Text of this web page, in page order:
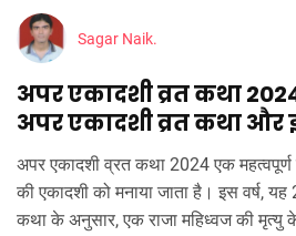
Sagar Naik.
अपर एकादशी व्रत कथा
अपर एकादशी व्रत कथा और
अपर एकादशी व्रत कथा 2024 एक महत्‍वपूर्ण
की एकादशी को मनाया जाता है। इस वर्ष,
कथा के अनुसार, एक राजा महिध्वज की मृत्‍यु